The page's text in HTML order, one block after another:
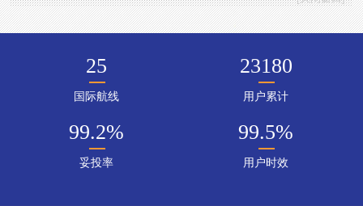
25
国际航线
23180
用户累计
99.2%
妥投率
99.5%
用户时效